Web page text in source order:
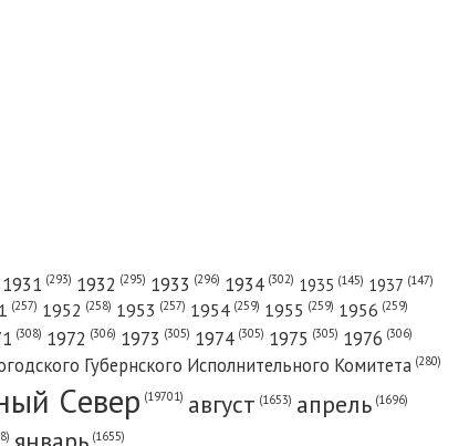
1931 (293) 1932 (295) 1933 (296) 1934 (302) 1935 (145) 1937 (147)
(257) 1952 (258) 1953 (257) 1954 (259) 1955 (259) 1956 (259)
(308) 1972 (306) 1973 (305) 1974 (305) 1975 (305) 1976 (306)
Губернского Исполнительного Комитета (280)
Cевер (19701) август (1653) апрель (1696)
(1655)